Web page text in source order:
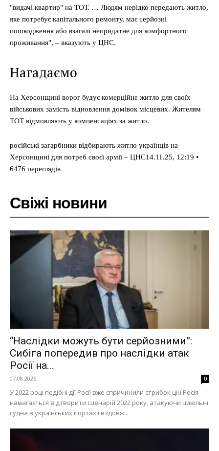
"видачі квартир" на ТОТ. … Людям нерідко передають житло,
яке потребує капітального ремонту, має серйозні
пошкодження або взагалі непридатне для комфортного
проживання", – вказують у ЦНС.
Нагадаємо
На Херсонщині ворог будує комерційне житло для своїх
військових замість відновлення домівок місцевих. Жителям
ТОТ відмовляють у компенсаціях за житло.
російські загарбники відбирають житло українців на
Херсонщині для потреб своєї армії – ЦНС14.11.25, 12:19 •
6476 переглядiв
Свіжі новини
“Наслідки можуть бути серйозними”:
Сибіга попередив про наслідки атак
Росії на...
07.08.2026 0
У 2022 році подібні дії Росії вже спричинили стрибок цін Росія
намагається відтворити сценарій 2022 року, атакуючи цивільні
судна в українських портах і вздовж...